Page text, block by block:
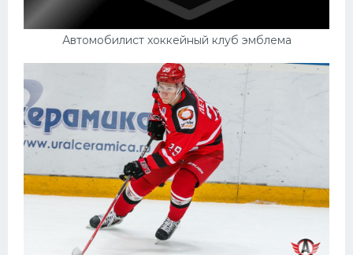
Автомобилист хоккейный клуб эмблема